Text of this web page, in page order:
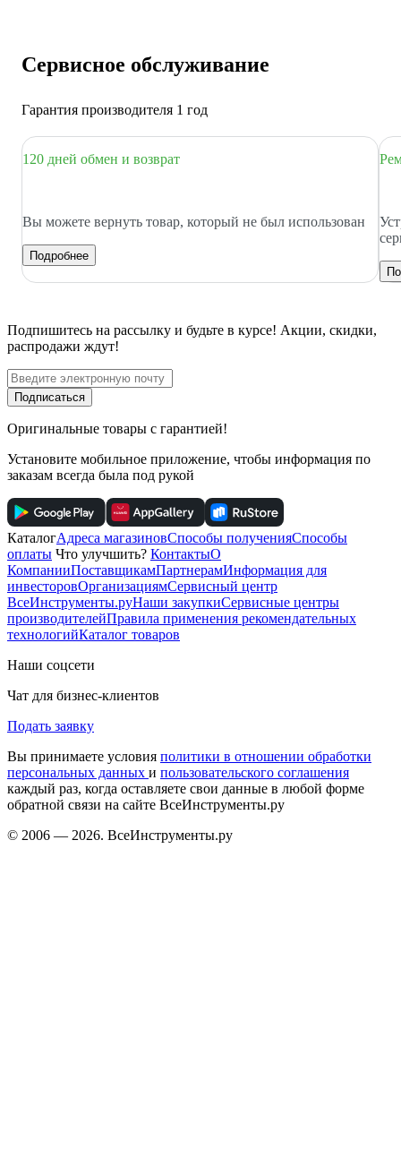
Сервисное обслуживание
Гарантия производителя 1 год
120 дней обмен и возврат
Вы можете вернуть товар, который не был использован
Подробнее
Подпишитесь на рассылку и будьте в курсе! Акции, скидки,
распродажи ждут!
Подписаться
Оригинальные товары с гарантией!
Установите мобильное приложение, чтобы информация по
заказам всегда была под рукой
КаталогАдреса магазиновСпособы полученияСпособы
оплаты Что улучшить? КонтактыО
КомпанииПоставщикамПартнерамИнформация для
инвесторовОрганизациямСервисный центр
ВсеИнструменты.руНаши закупкиСервисные центры
производителейПравила применения рекомендательных
технологийКаталог товаров
Наши соцсети
Чат для бизнес-клиентов
Подать заявку
Вы принимаете условия политики в отношении обработки
персональных данных и пользовательского соглашения
каждый раз, когда оставляете свои данные в любой форме
обратной связи на сайте ВсеИнструменты.ру
© 2006 — 2026. ВсеИнструменты.ру